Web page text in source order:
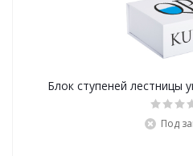
Блок ступеней лестницы
Под